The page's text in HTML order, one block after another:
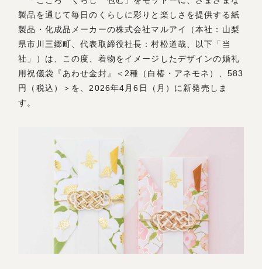
ニュース
お問い合わせ
製品を通じて毎日のくらしに彩りと楽しさを提供する紙
製品・化成品メーカーの株式会社マルアイ（本社：山梨
県市川三郷町、代表取締役社長：村松道哉、以下「当
社」）は、この度、着物をイメージしたデザインの婚礼
用祝儀袋『あわせ金封』＜2種（白椿・アネモネ）、583
円（税込）＞を、2026年4月6日（月）に新発売しま
す。